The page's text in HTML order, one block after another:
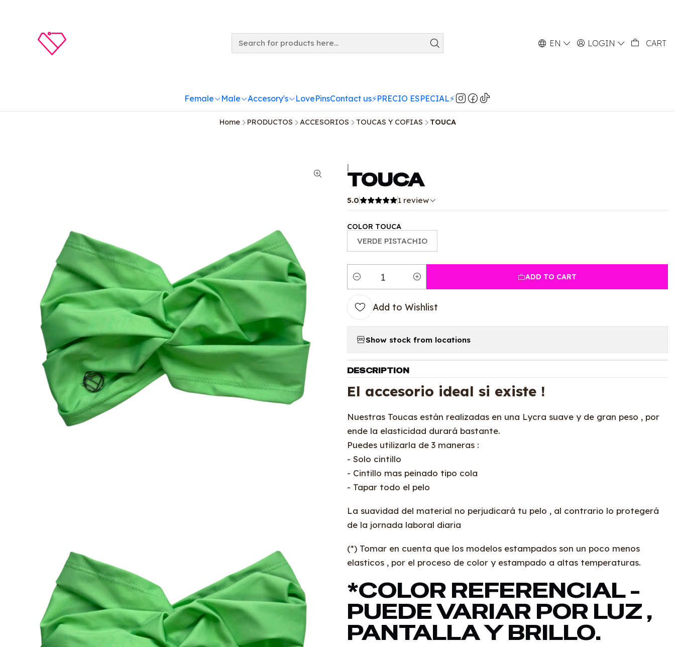
EN LOGIN CART
Female Male Accesory's LovePinsContact us⚡️PRECIO ESPECIAL⚡️
Home PRODUCTOS ACCESORIOS TOUCAS Y COFIAS TOUCA
|
TOUCA
5.0 1 review
COLOR TOUCA
VERDE PISTACHIO
Quantity
ADD TO CART
Add to Wishlist
Show stock from locations
DESCRIPTION
El accesorio ideal si existe !
Nuestras Toucas están realizadas en una Lycra suave y de gran peso , por
ende la elasticidad durará bastante.
Puedes utilizarla de 3 maneras :
- Solo cintillo
- Cintillo mas peinado tipo cola
- Tapar todo el pelo
La suavidad del material no perjudicará tu pelo , al contrario lo protegerá
de la jornada laboral diaria
(*) Tomar en cuenta que los modelos estampados son un poco menos
elasticos , por el proceso de color y estampado a altas temperaturas.
*COLOR REFERENCIAL -
PUEDE VARIAR POR LUZ ,
PANTALLA Y BRILLO.